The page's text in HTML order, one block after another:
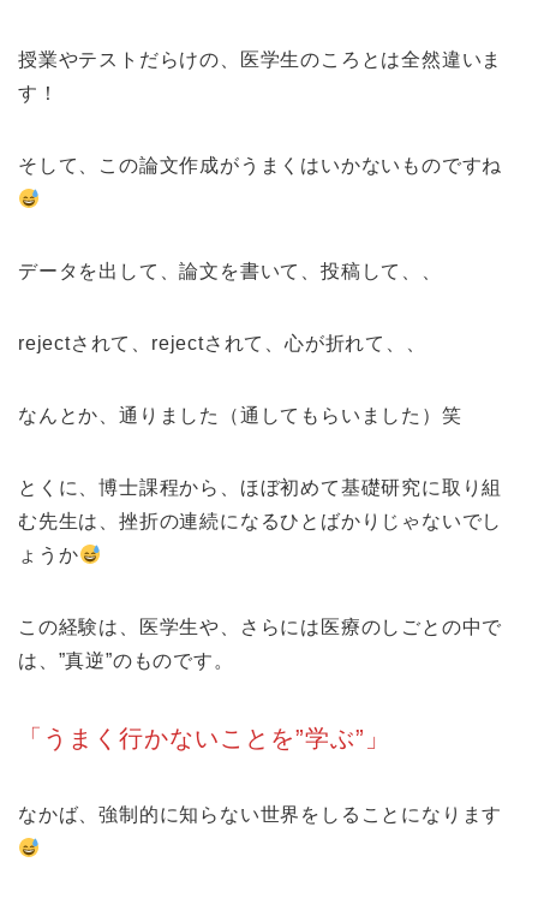
授業やテストだらけの、医学生のころとは全然違いま
す！
そして、この論文作成がうまくはいかないものですね
データを出して、論文を書いて、投稿して、、
rejectされて、rejectされて、心が折れて、、
なんとか、通りました（通してもらいました）笑
とくに、博士課程から、ほぼ初めて基礎研究に取り組
む先生は、挫折の連続になるひとばかりじゃないでし
ょうか
この経験は、医学生や、さらには医療のしごとの中で
は、”真逆”のものです。
「うまく行かないことを”学ぶ”」
なかば、強制的に知らない世界をしることになります